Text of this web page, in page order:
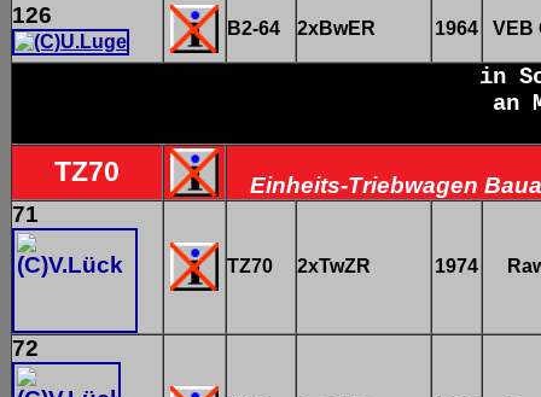
126
B2-64 2xBwER 1964 VEB
in
an
TZ70
Einheits-Triebwagen
71
TZ70 2xTwZR 1974
72